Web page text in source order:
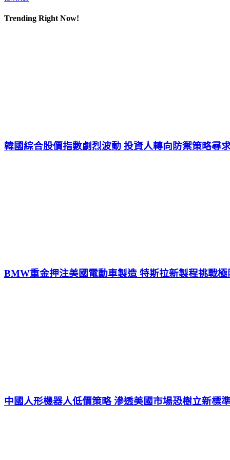
Trending Right Now!
韓國綜合股價指數劇烈波動 投資人轉向防禦策略尋
BMW重金押注美國電動車製造 特斯拉新製程挑戰極
中國人形機器人低價策略 滲透美國市場恐樹立新標